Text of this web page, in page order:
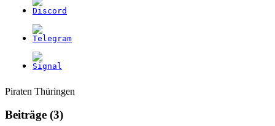
Weitere
Informationen
Navigation
Piraten Thüringen
Beiträge (3)